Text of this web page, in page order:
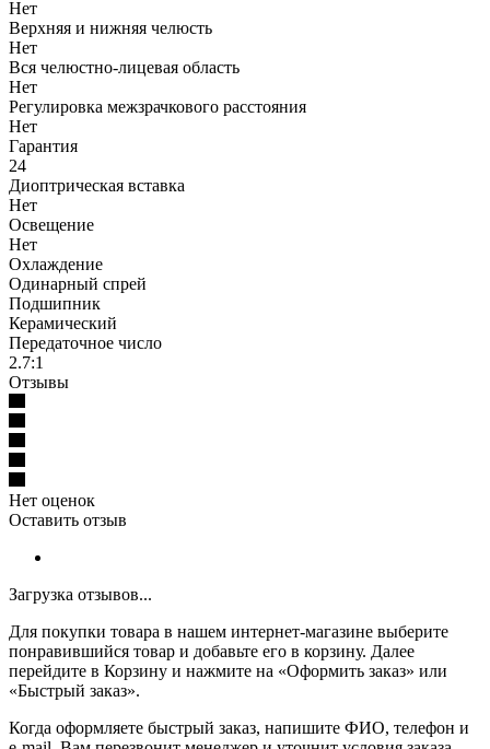
Нет
Верхняя и нижняя челюсть
Нет
Вся челюстно-лицевая область
Нет
Регулировка межзрачкового расстояния
Нет
Гарантия
24
Диоптрическая вставка
Нет
Освещение
Нет
Охлаждение
Одинарный спрей
Подшипник
Керамический
Передаточное число
2.7:1
Отзывы
Нет оценок
Оставить отзыв
Загрузка отзывов...
Для покупки товара в нашем интернет-магазине выберите
понравившийся товар и добавьте его в корзину. Далее
перейдите в Корзину и нажмите на «Оформить заказ» или
«Быстрый заказ».
Когда оформляете быстрый заказ, напишите ФИО, телефон и